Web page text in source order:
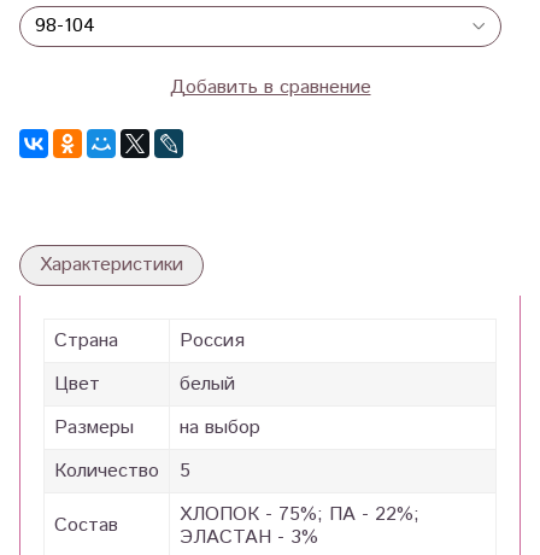
Добавить в сравнение
Характеристики
Страна
Россия
Цвет
белый
Размеры
на выбор
Количество
5
Состав
ХЛОПОК - 75%; ПА - 22%;
ЭЛАСТАН - 3%